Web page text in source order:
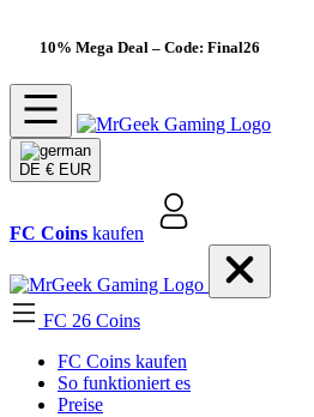
10% Mega Deal – Code: Final26
DE € EUR
FC Coins kaufen
FC 26 Coins
FC Coins kaufen
So funktioniert es
Preise